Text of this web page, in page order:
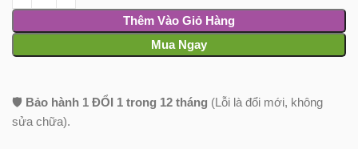
Thêm Vào Giỏ Hàng
Mua Ngay
🛡️ Bảo hành 1 ĐỔI 1 trong 12 tháng (Lỗi là đổi mới, không
sửa chữa).